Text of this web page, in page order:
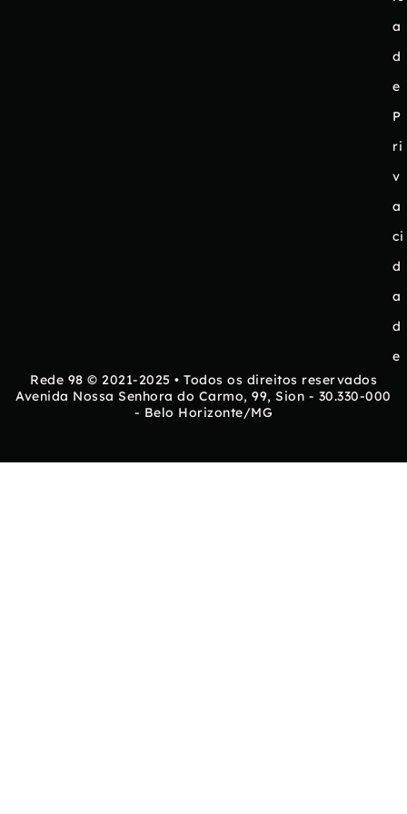
a
d
e
P
ri
v
a
ci
d
a
d
e
Rede 98 © 2021-2025 • Todos os direitos reservados
Avenida Nossa Senhora do Carmo, 99, Sion - 30.330-000
- Belo Horizonte/MG